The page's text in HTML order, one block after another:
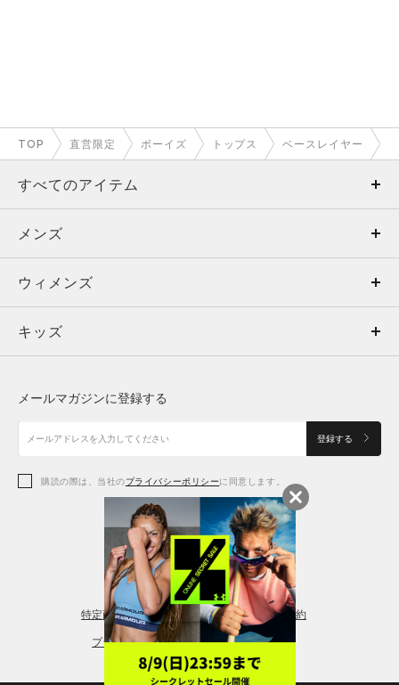
TOP 直営限定 ボーイズ トップス ベースレイヤー
すべてのアイテム
メンズ
ウィメンズ
キッズ
アクセサリー
メンズ
トップス
ボトムス
アクセサリー
ウィメンズ
トップス
シューズ
アクセサリー
レギンス＆タイツ
キッズ
シューズ
メールマガジンに登録する
登録する
購読の際は、当社のプライバシーポリシーに同意します。
特定商取引法に基づく通販の表記 会員規約
プライバシーポリシー